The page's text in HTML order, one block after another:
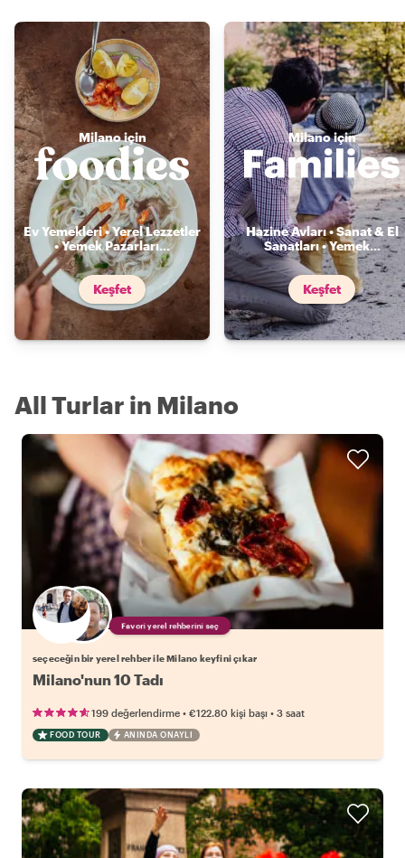
Milano için
Ev Yemekleri • Yerel Lezzetler
• Yemek Pazarları...
Keşfet
Milano için
Hazine Avları • Sanat & El
Sanatları • Yemek...
Keşfet
All Turlar in Milano
Favori yerel rehberini seç
seçeceğin bir yerel rehber ile Milano keyfini çıkar
Milano'nun 10 Tadı
199 değerlendirme • €122.80 kişi başı • 3 saat
FOOD TOUR ANINDA ONAYLI